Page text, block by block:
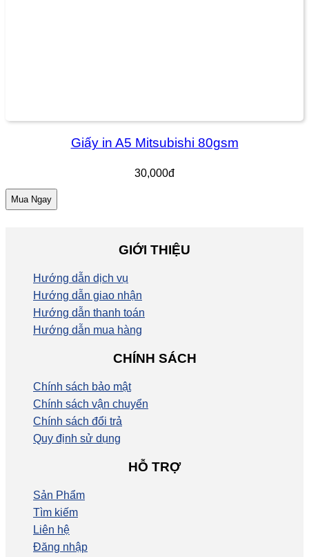
Giấy in A5 Mitsubishi 80gsm
30,000đ
Mua Ngay
GIỚI THIỆU
Hướng dẫn dịch vụ
Hướng dẫn giao nhận
Hướng dẫn thanh toán
Hướng dẫn mua hàng
CHÍNH SÁCH
Chính sách bảo mật
Chính sách vận chuyển
Chính sách đổi trả
Quy định sử dụng
HỖ TRỢ
Sản Phẩm
Tìm kiếm
Liên hệ
Đăng nhập